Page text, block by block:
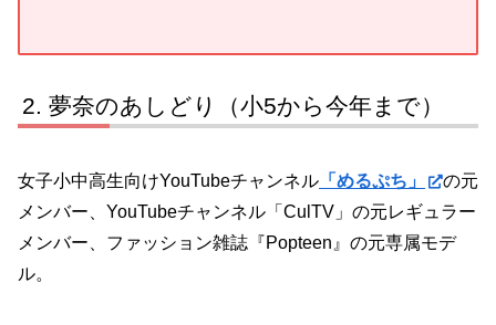
夢奈のあしどり（小5から今年まで）
女子小中高生向けYouTubeチャンネル 「めるぷち」
の元
メンバー、YouTubeチャンネル「CulTV」の元レギュラー
メンバー、ファッション雑誌『Popteen』の元専属モデ
ル。